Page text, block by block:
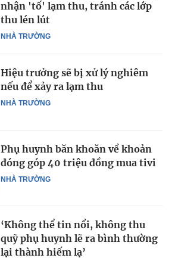
NHÀ TRƯỜNG
nhận 'tố' lạm thu, tránh các lớp
thu lén lút
NHÀ TRƯỜNG
Hiệu trưởng sẽ bị xử lý nghiêm
nếu để xảy ra lạm thu
NHÀ TRƯỜNG
Phụ huynh băn khoăn về khoản
đóng góp 40 triệu đồng mua tivi
‘Không thể tin nổi, không thu
quỹ phụ huynh lẽ ra bình thường
lại thành hiếm lạ’